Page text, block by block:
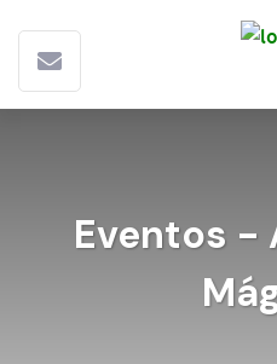
Eventos -